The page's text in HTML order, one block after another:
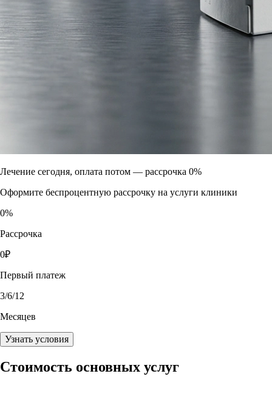
Лечение сегодня, оплата потом — рассрочка 0%
Оформите беспроцентную рассрочку на услуги клиники
0%
Рассрочка
0₽
Первый платеж
3/6/12
Месяцев
Узнать условия
Стоимость основных услуг